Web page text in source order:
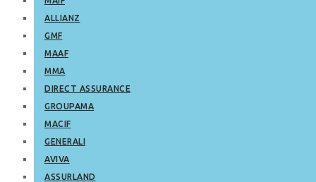
ALLIANZ
GMF
MAAF
MMA
DIRECT ASSURANCE
GROUPAMA
MACIF
GENERALI
AVIVA
ASSURLAND